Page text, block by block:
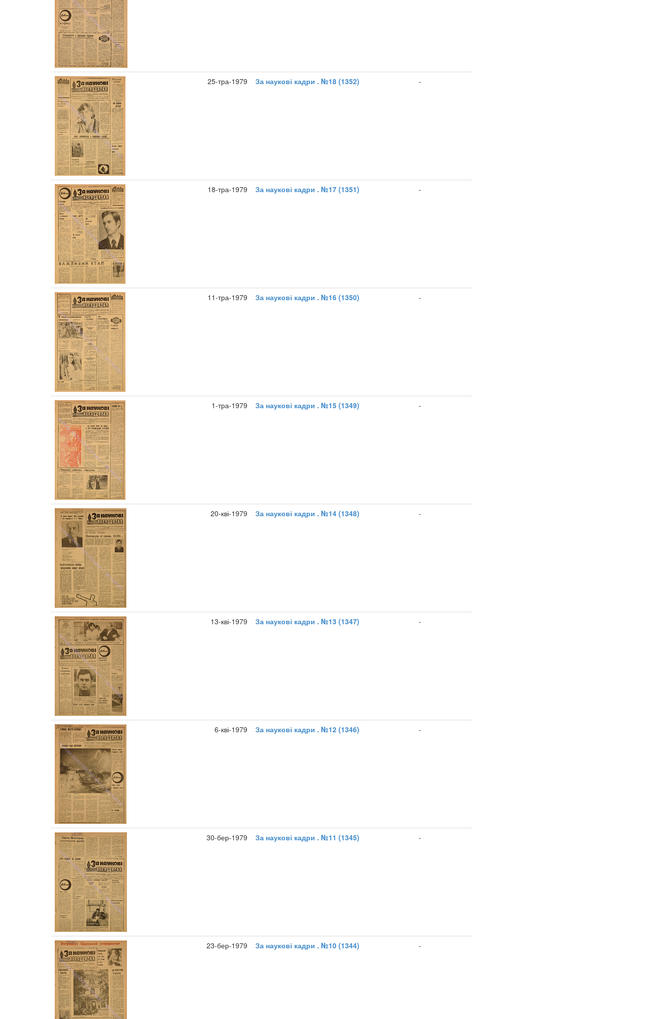
25-тра-1979 За наукові кадри . №18 (1352) -
18-тра-1979 За наукові кадри . №17 (1351) -
11-тра-1979 За наукові кадри . №16 (1350) -
1-тра-1979 За наукові кадри . №15 (1349) -
20-кві-1979 За наукові кадри . №14 (1348) -
13-кві-1979 За наукові кадри . №13 (1347) -
6-кві-1979 За наукові кадри . №12 (1346) -
30-бер-1979 За наукові кадри . №11 (1345) -
23-бер-1979 За наукові кадри . №10 (1344) -